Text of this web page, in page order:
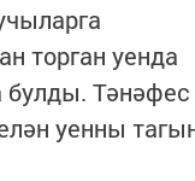
торган уенда
Тәнәфес
уенны